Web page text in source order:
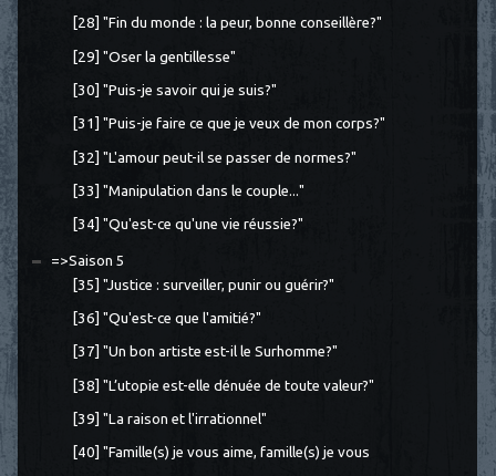
[28] "Fin du monde : la peur, bonne conseillère?"
[29] "Oser la gentillesse"
[30] "Puis-je savoir qui je suis?"
[31] "Puis-je faire ce que je veux de mon corps?"
[32] "L'amour peut-il se passer de normes?"
[33] "Manipulation dans le couple..."
[34] "Qu'est-ce qu'une vie réussie?"
=>Saison 5
[35] "Justice : surveiller, punir ou guérir?"
[36] "Qu'est-ce que l'amitié?"
[37] "Un bon artiste est-il le Surhomme?"
[38] "L’utopie est-elle dénuée de toute valeur?"
[39] "La raison et l'irrationnel"
[40] "Famille(s) je vous aime, famille(s) je vous